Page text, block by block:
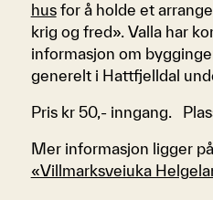
husfor å holde et
krig og fred». Valla har
informasjon om
generelt i Hattfjelldal
Pris kr 50,- inngang.
Mer informasjon ligger
«Villmarksveiuka